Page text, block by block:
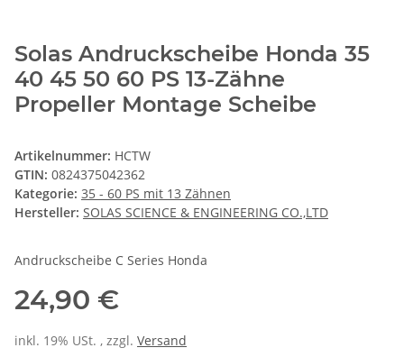
Solas Andruckscheibe Honda 35
40 45 50 60 PS 13-Zähne
Propeller Montage Scheibe
Artikelnummer: HCTW
GTIN: 0824375042362
Kategorie: 35 - 60 PS mit 13 Zähnen
Hersteller: SOLAS SCIENCE & ENGINEERING CO.,LTD
Andruckscheibe C Series Honda
24,90 €
inkl. 19% USt. , zzgl. Versand